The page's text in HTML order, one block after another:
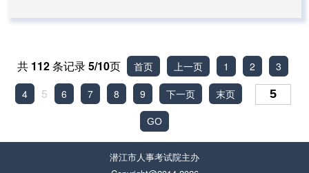
共 112条记录5/10页 首页 上一页 1 2
3
4
5 6 7 8 9 下一页 末页
潜江市人事考试院主办